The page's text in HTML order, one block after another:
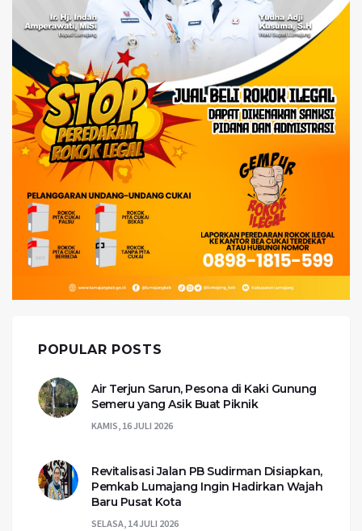
POPULAR POSTS
Air Terjun Sarun, Pesona di Kaki Gunung
Semeru yang Asik Buat Piknik
KAMIS, 16 JULI 2026
Revitalisasi Jalan PB Sudirman Disiapkan,
Pemkab Lumajang Ingin Hadirkan Wajah
Baru Pusat Kota
SELASA, 14 JULI 2026